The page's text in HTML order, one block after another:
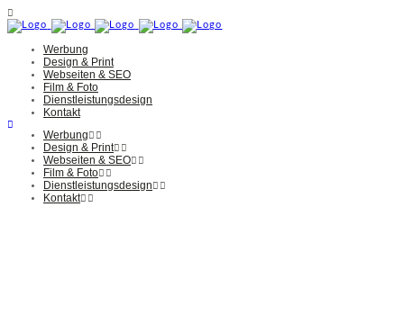
Werbung
Design & Print
Webseiten & SEO
Film & Foto
Dienstleistungsdesign
Kontakt
Werbung
Design & Print
Webseiten & SEO
Film & Foto
Dienstleistungsdesign
Kontakt